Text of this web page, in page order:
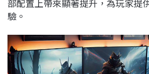
k
n
k
部配置上帶來顯著提升，為玩家提
驗。